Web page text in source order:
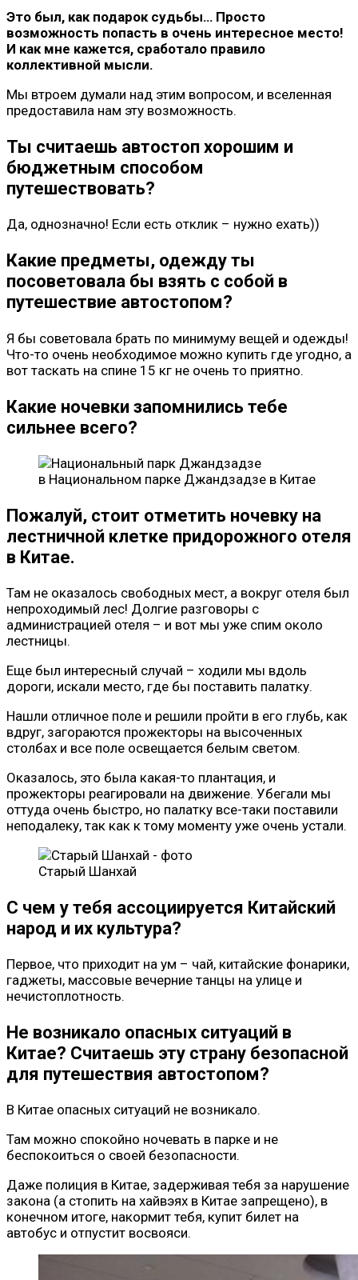
Это был, как подарок судьбы… Просто
возможность попасть в очень интересное место!
И как мне кажется, сработало правило
коллективной мысли.
Мы втроем думали над этим вопросом, и вселенная
предоставила нам эту возможность.
Ты считаешь автостоп хорошим и
бюджетным способом
путешествовать?
Да, однозначно! Если есть отклик – нужно ехать))
Какие предметы, одежду ты
посоветовала бы взять с собой в
путешествие автостопом?
Я бы советовала брать по минимуму вещей и одежды!
Что-то очень необходимое можно купить где угодно, а
вот таскать на спине 15 кг не очень то приятно.
Какие ночевки запомнились тебе
сильнее всего?
в Национальном парке Джандзадзе в Китае
Пожалуй, стоит отметить ночевку на
лестничной клетке придорожного отеля
в Китае.
Там не оказалось свободных мест, а вокруг отеля был
непроходимый лес! Долгие разговоры с
администрацией отеля – и вот мы уже спим около
лестницы.
Еще был интересный случай – ходили мы вдоль
дороги, искали место, где бы поставить палатку.
Нашли отличное поле и решили пройти в его глубь, как
вдруг, загораются прожекторы на высоченных
столбах и все поле освещается белым светом.
Оказалось, это была какая-то плантация, и
прожекторы реагировали на движение. Убегали мы
оттуда очень быстро, но палатку все-таки поставили
неподалеку, так как к тому моменту уже очень устали.
Старый Шанхай
С чем у тебя ассоциируется Китайский
народ и их культура?
Первое, что приходит на ум – чай, китайские фонарики,
гаджеты, массовые вечерние танцы на улице и
нечистоплотность.
Не возникало опасных ситуаций в
Китае? Считаешь эту страну безопасной
для путешествия автостопом?
В Китае опасных ситуаций не возникало.
Там можно спокойно ночевать в парке и не
беспокоиться о своей безопасности.
Даже полиция в Китае, задерживая тебя за нарушение
закона (а стопить на хайвэях в Китае запрещено), в
конечном итоге, накормит тебя, купит билет на
автобус и отпустит восвояси.